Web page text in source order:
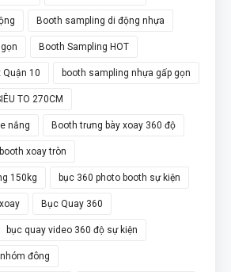
Booth sampling di động nhựa
Booth Sampling HOT
Quận 10 booth sampling nhựa gấp gọn
TO 270CM
nắng Booth trưng bày xoay 360 độ
booth xoay tròn
150kg bục 360 photo booth sự kiện
Bục Quay 360
bục quay video 360 độ sự kiện
đông